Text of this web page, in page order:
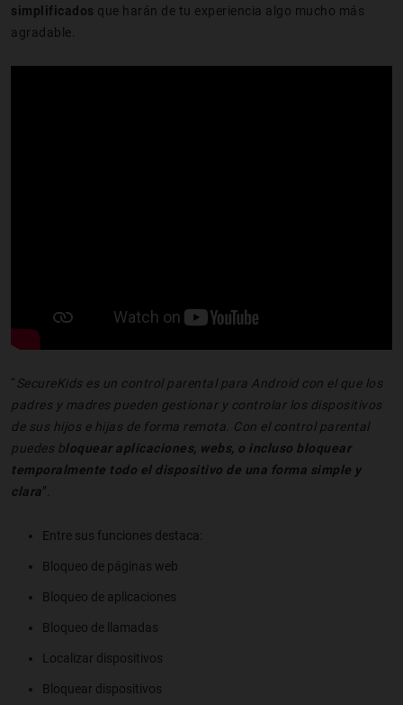
simplificados que harán de tu experiencia algo mucho más
agradable.
“ SecureKids es un control parental para Android con el que los
padres y madres pueden gestionar y controlar los dispositivos
de sus hijos e hijas de forma remota. Con el control parental
puedes bloquear aplicaciones, webs, o incluso bloquear
temporalmente todo el dispositivo de una forma simple y
clara”.
Entre sus funciones destaca:
Bloqueo de páginas web
Bloqueo de aplicaciones
Bloqueo de llamadas
Localizar dispositivos
Bloquear dispositivos